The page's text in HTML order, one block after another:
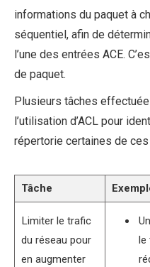
informations du paquet à
séquentiel, afin de
l’une des entrées ACE.
de paquet.
Plusieurs tâches
l’utilisation d’ACL pour
répertorie certaines de
Tâche
Limiter le trafic
du réseau pour
en augmenter